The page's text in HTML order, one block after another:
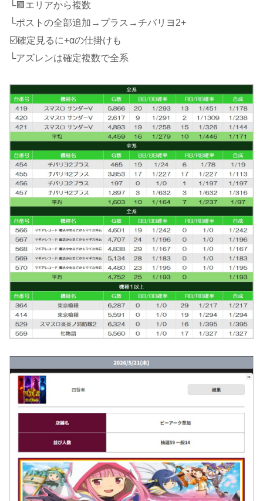
└🟩エリアから複数
└ポストの全部追加→プラス→チバリヨ2+
☑️確定見るに+αの仕掛けも
└アズレンは確定複数で全系